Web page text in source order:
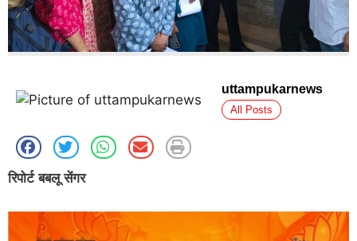
uttampukarnews
All Posts
रिपोर्ट बबलू सेंगर